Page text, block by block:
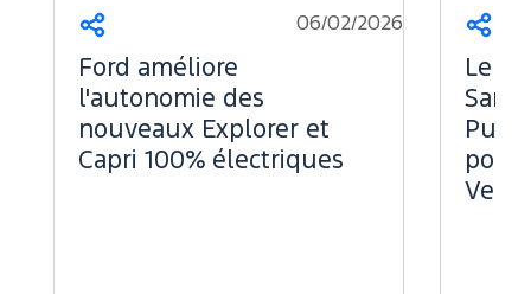
Partager 06/02/2026
Ford améliore
l'autonomie des
nouveaux Explorer et
Capri 100% électriques
Le
Sans
pour